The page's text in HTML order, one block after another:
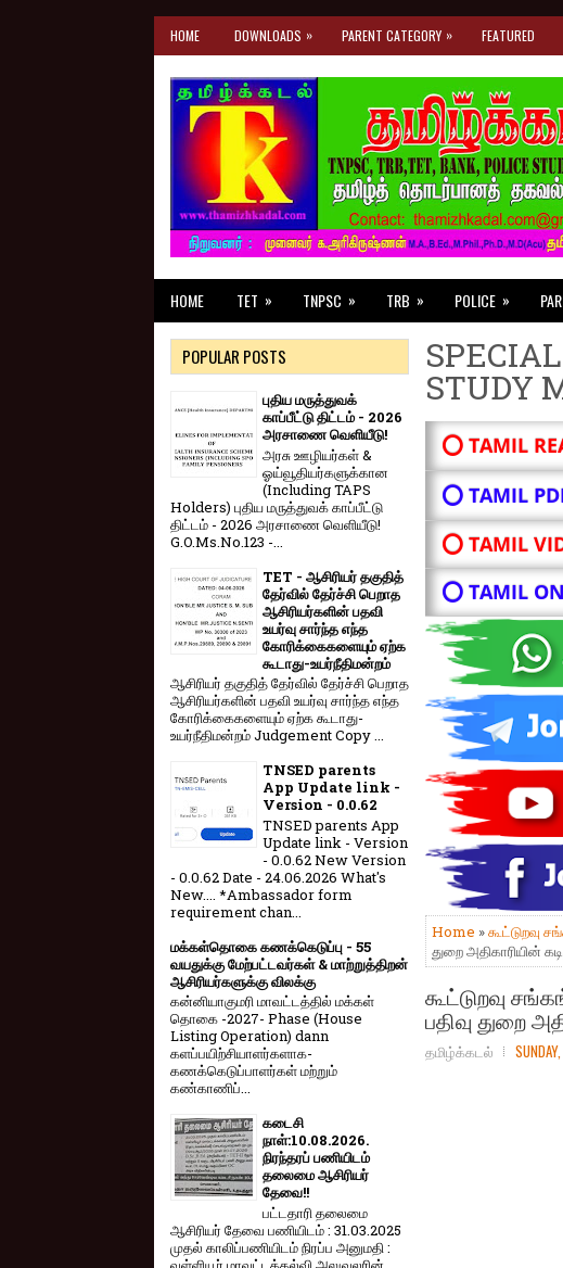
HOME DOWNLOADS » PARENT CATEGORY » FEATURED
HOME TET » TNPSC » TRB » POLICE »
STUDY
⭕ TAMIL
⭕ TAMIL
⭕ TAMIL
⭕ TAMIL
Home »கூட்டுறவு
துறை அதிகாரியின்
கூட்டுறவு
பதிவு துறை
தமிழ்க்கடல்
POPULAR POSTS
புதிய மருத்துவக்
காப்பீட்டு திட்டம் - 2026
அரசாணை வெளியீடு!
அரசு ஊழியர்கள் &
ஓய்வூதியர்களுக்கான
(Including TAPS
Holders) புதிய மருத்துவக் காப்பீட்டு
திட்டம் - 2026 அரசாணை வெளியீடு!
G.O.Ms.No.123 -...
TET - ஆசிரியர் தகுதித்
தேர்வில் தேர்ச்சி பெறாத
ஆசிரியர்களின் பதவி
உயர்வு சார்ந்த எந்த
கோரிக்கைகளையும் ஏற்க
கூடாது-உயர்நீதிமன்றம்
ஆசிரியர் தகுதித் தேர்வில் தேர்ச்சி பெறாத
ஆசிரியர்களின் பதவி உயர்வு சார்ந்த எந்த
கோரிக்கைகளையும் ஏற்க கூடாது-
உயர்நீதிமன்றம் Judgement Copy ...
TNSED parents
App Update link -
Version - 0.0.62
TNSED parents App
Update link - Version
- 0.0.62 New Version
- 0.0.62 Date - 24.06.2026 What's
New.... *Ambassador form
requirement chan...
மக்கள்தொகை கணக்கெடுப்பு - 55
வயதுக்கு மேற்பட்டவர்கள் & மாற்றுத்திறன்
ஆசிரியர்களுக்கு விலக்கு
கன்னியாகுமரி மாவட்டத்தில் மக்கள்
தொகை -2027- Phase (House
Listing Operation) dann
களப்பயிற்சியாளர்களாக-
கணக்கெடுப்பாளர்கள் மற்றும்
கண்காணிப்...
கடைசி
நாள்:10.08.2026.
நிரந்தரப் பணியிடம்
தலைமை ஆசிரியர்
தேவை!!
பட்டதாரி தலைமை
ஆசிரியர் தேவை பணியிடம் : 31.03.2025
முதல் காலிப்பணியிடம் நிரப்ப அனுமதி :